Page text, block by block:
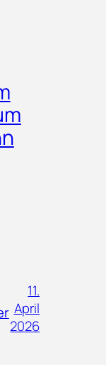
11.
April
2026